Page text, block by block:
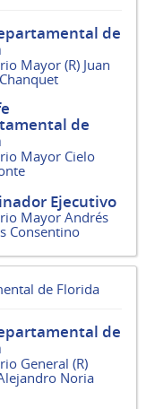
de
Mayor (R) Juan
de
Mayor Cielo
Ejecutivo
Mayor Andrés
Consentino
de Florida
de
General (R)
Noria